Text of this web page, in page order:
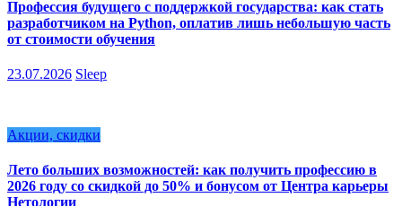
Профессия будущего с поддержкой государства: как стать
разработчиком на Python, оплатив лишь небольшую часть
от стоимости обучения
23.07.2026 Sleep
Акции, скидки
Лето больших возможностей: как получить профессию в
2026 году со скидкой до 50% и бонусом от Центра карьеры
Нетологии